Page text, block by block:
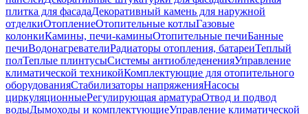
плитка для фасадаДекоративный камень для наружной
отделкиОтоплениеОтопительные котлыГазовые
колонкиКамины, печи-каминыОтопительные печиБанные
печиВодонагревателиРадиаторы отопления, батареиТеплый
полТеплые плинтусыСистемы антиобледененияУправление
климатической техникойКомплектующие для отопительного
оборудованияСтабилизаторы напряженияНасосы
циркуляционныеРегулирующая арматураОтвод и подвод
водыДымоходы и комплектующиеУправление климатической